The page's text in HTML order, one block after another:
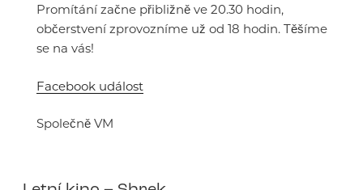
Promítání začne přibližně ve 20.30 hodin,
občerstvení zprovozníme už od 18 hodin. Těšíme
se na vás!
Facebook událost
Společně VM